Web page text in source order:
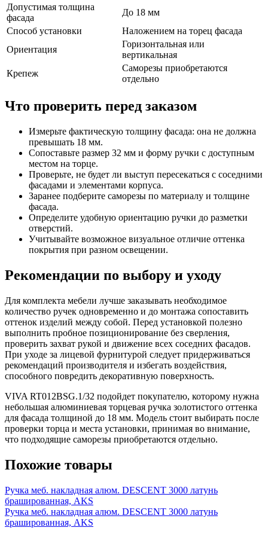
Допустимая толщина
фасада
До 18 мм
Способ установки
Наложением на торец фасада
Ориентация
Горизонтальная или
вертикальная
Крепеж
Саморезы приобретаются
отдельно
Что проверить перед заказом
Измерьте фактическую толщину фасада: она не должна
превышать 18 мм.
Сопоставьте размер 32 мм и форму ручки с доступным
местом на торце.
Проверьте, не будет ли выступ пересекаться с соседними
фасадами и элементами корпуса.
Заранее подберите саморезы по материалу и толщине
фасада.
Определите удобную ориентацию ручки до разметки
отверстий.
Учитывайте возможное визуальное отличие оттенка
покрытия при разном освещении.
Рекомендации по выбору и уходу
Для комплекта мебели лучше заказывать необходимое
количество ручек одновременно и до монтажа сопоставить
оттенок изделий между собой. Перед установкой полезно
выполнить пробное позиционирование без сверления,
проверить захват рукой и движение всех соседних фасадов.
При уходе за лицевой фурнитурой следует придерживаться
рекомендаций производителя и избегать воздействия,
способного повредить декоративную поверхность.
VIVA RT012BSG.1/32 подойдет покупателю, которому нужна
небольшая алюминиевая торцевая ручка золотистого оттенка
для фасада толщиной до 18 мм. Модель стоит выбирать после
проверки торца и места установки, принимая во внимание,
что подходящие саморезы приобретаются отдельно.
Похожие товары
Ручка меб. накладная алюм. DESCENT 3000 латунь
брашированная, AKS
Ручка меб. накладная алюм. DESCENT 3000 латунь
брашированная, AKS